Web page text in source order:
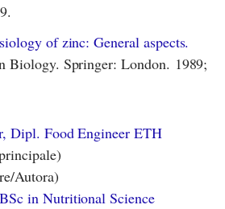
of zinc: General aspects.
Biology. Springer: London. 1989;
Dipl. Food Engineer ETH
Autora)
in Nutritional Science